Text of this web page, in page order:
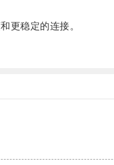
更稳定的连接。